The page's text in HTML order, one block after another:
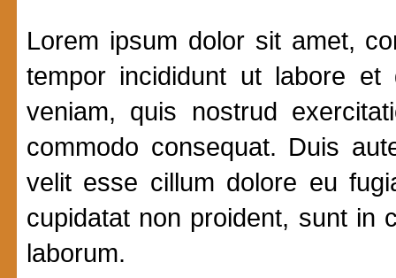
Lorem ipsum dolor sit amet,
tempor incididunt ut labore
veniam, quis nostrud
commodo consequat. Duis
velit esse cillum dolore eu
cupidatat non proident, sunt in
laborum.